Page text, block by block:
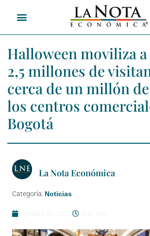
Halloween moviliza a
2,5 millones de
cerca de un millón
los centros
Bogotá
La Nota Económica
Categoría: Noticias